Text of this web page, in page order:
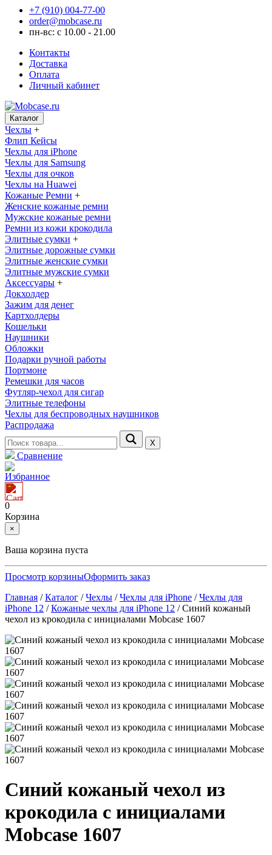
+7 (910) 004-77-00
order@mobcase.ru
пн-вс: с 10.00 - 21.00
Контакты
Доставка
Оплата
Личный кабинет
Каталог
Чехлы +
Флип Кейсы
Чехлы для iPhone
Чехлы для Samsung
Чехлы для очков
Чехлы на Huawei
Кожаные Ремни +
Женские кожаные ремни
Мужские кожаные ремни
Ремни из кожи крокодила
Элитные сумки +
Элитные дорожные сумки
Элитные женские сумки
Элитные мужские сумки
Аксессуары +
Докхолдер
Зажим для денег
Картхолдеры
Кошельки
Наушники
Обложки
Подарки ручной работы
Портмоне
Ремешки для часов
Футляр-чехол для сигар
Элитные телефоны
Чехлы для беспроводных наушников
Распродажа
Х
Сравнение
Избранное
0
Корзина
×
Ваша корзина пуста
Просмотр корзиныОформить заказ
Главная /Каталог /Чехлы /Чехлы для iPhone /Чехлы для
iPhone 12 /Кожаные чехлы для iPhone 12 /Синий кожаный
чехол из крокодила с инициалами Mobcase 1607
Синий кожаный чехол из
крокодила с инициалами
Mobcase 1607